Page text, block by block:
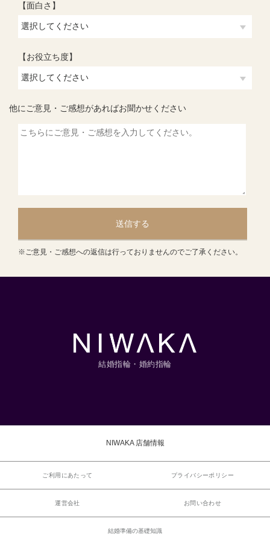
【面白さ】
【お役立ち度】
他にご意見・ご感想があればお聞かせください
送信する
※ご意見・ご感想への返信は行っておりませんのでご了承ください。
結婚指輪・婚約指輪
NIWAKA 店舗情報
ご利用にあたって プライバシーポリシー
運営会社 お問い合わせ
結婚準備の基礎知識